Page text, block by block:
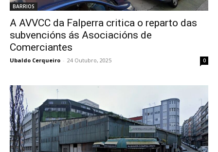
BARRIOS
A AVVCC da Falperra critica o reparto das
subvencións ás Asociacións de
Comerciantes
Ubaldo Cerqueiro - 24 Outubro, 2025 0